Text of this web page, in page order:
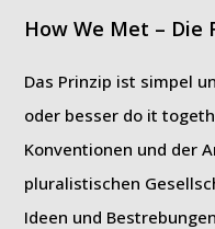
How We Met – Die
Das Prinzip ist simpel
oder besser do it
Konventionen und der
pluralistischen
Ideen und